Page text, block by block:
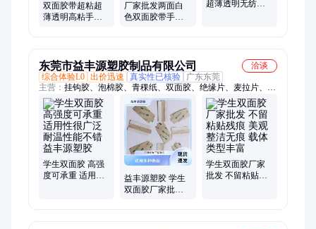
双面胶带超粘超
薄透明高粘手工
厂家批发两面白
色双面胶带手工
超薄透明无纺布
东莞市益丰源塑胶制品有限公司
洽谈
综合体验L0 出价迅速 真实性已核验
广东东莞
主营： 挂钩胶、泡棉胶、青稞纸、双面胶、绝缘片、麦拉片、阻
燃片、硅胶产品
学生双面胶 高强
度可承重 适用性
益丰源塑胶 学生
双面胶厂家批发
学生双面胶厂家
批发 不留粘贴残